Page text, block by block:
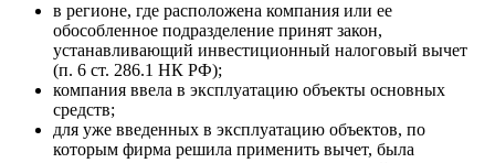
в регионе, где расположена компания или ее
обособленное подразделение принят закон,
устанавливающий инвестиционный налоговый вычет
(п. 6 ст. 286.1 НК РФ);
компания ввела в эксплуатацию объекты основных
средств;
для уже введенных в эксплуатацию объектов, по
которым фирма решила применить вычет, была